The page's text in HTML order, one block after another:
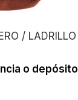
/ LADRILLO
o depósito